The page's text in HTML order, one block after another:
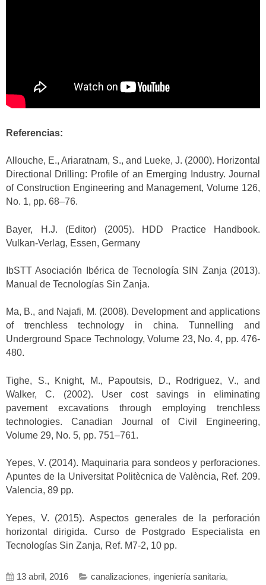
Referencias:
Allouche, E., Ariaratnam, S., and Lueke, J. (2000). Horizontal
Directional Drilling: Profile of an Emerging Industry. Journal
of Construction Engineering and Management, Volume 126,
No. 1, pp. 68–76.
Bayer, H.J. (Editor) (2005). HDD Practice Handbook.
Vulkan-Verlag, Essen, Germany
IbSTT Asociación Ibérica de Tecnología SIN Zanja (2013).
Manual de Tecnologías Sin Zanja.
Ma, B., and Najafi, M. (2008). Development and applications
of trenchless technology in china. Tunnelling and
Underground Space Technology, Volume 23, No. 4, pp. 476-
480.
Tighe, S., Knight, M., Papoutsis, D., Rodriguez, V., and
Walker, C. (2002). User cost savings in eliminating
pavement excavations through employing trenchless
technologies. Canadian Journal of Civil Engineering,
Volume 29, No. 5, pp. 751–761.
Yepes, V. (2014). Maquinaria para sondeos y perforaciones.
Apuntes de la Universitat Politècnica de València, Ref. 209.
Valencia, 89 pp.
Yepes, V. (2015). Aspectos generales de la perforación
horizontal dirigida. Curso de Postgrado Especialista en
Tecnologías Sin Zanja, Ref. M7-2, 10 pp.
13 abril, 2016 canalizaciones, ingeniería sanitaria,